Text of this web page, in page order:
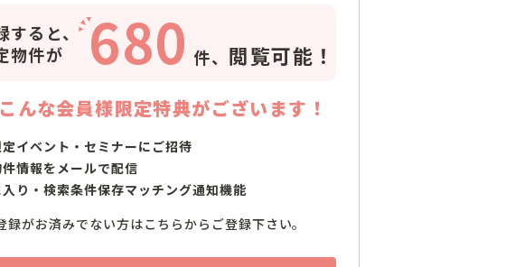
すると、
物件が
680 件、 閲覧可能！
んな会員様限定特典がございます！
イベント・セミナーにご招待
情報をメールで配信
り・検索条件保存マッチング通知機能
録がお済みでない方はこちらからご登録下さい。